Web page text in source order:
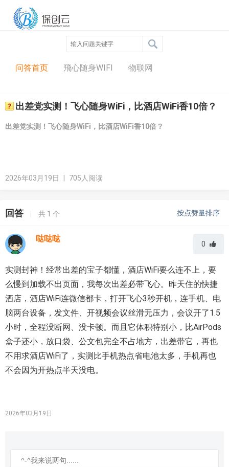
问答中心
问答首页 飛心随身WIFI 物联网
出差党实测！飞心随身WiFi，比酒店WiFi香10倍？
出差党实测！飞心随身WiFi，比酒店WiFi香10倍？
2026年03月19日 705人阅读
回答 | 共 1 个 按点赞量排序
哒哒哒
0
实测封神！经常出差的宝子都懂，酒店WiFi要么连不上，要
么慢到加载不出页面，我每次出差必带飞心。昨天住的快捷
酒店，酒店WiFi连微信都卡，打开飞心3秒开机，连手机、电
脑两台设备，发文件、开视频会议丝滑无压力，会议开了1.5
小时，全程没断网、没卡顿。而且它体积特别小，比AirPods
盒子还小，放口袋、公文包完全不占地方，出差带它，再也
不用求酒店WiFi了，实测比手机热点省电池太多，手机再也
不会因为开热点半天没电。
2026年03月19日